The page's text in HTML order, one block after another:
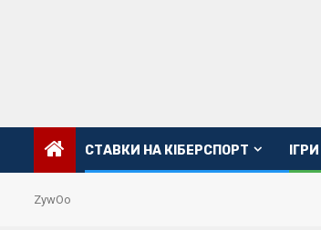
CТАВКИ НА КІБЕРСПОРТ ІГРИ
ZywOo